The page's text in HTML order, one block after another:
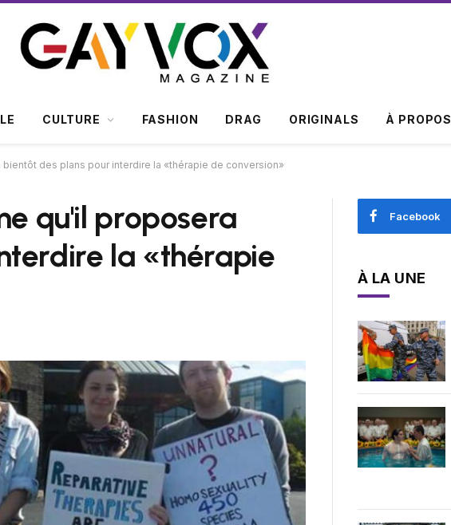
CULTURE FASHION DRAG ORIGINALS À PROPOS
des plans pour interdire la «thérapie de conversion»
qu'il proposera
la «thérapie
Facebook
À LA UNE